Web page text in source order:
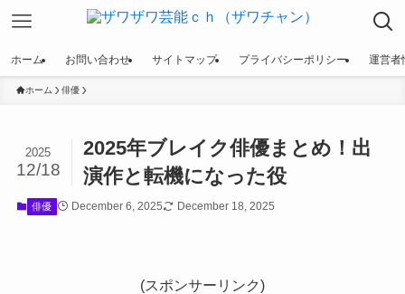
ホーム お問い合わせ サイトマップ プライバシーポリシー 運営者
ホーム 俳優
2025年ブレイク俳優まとめ！出
演作と転機になった役
2025
12/18
俳優 December 6, 2025 December 18, 2025
(スポンサーリンク)